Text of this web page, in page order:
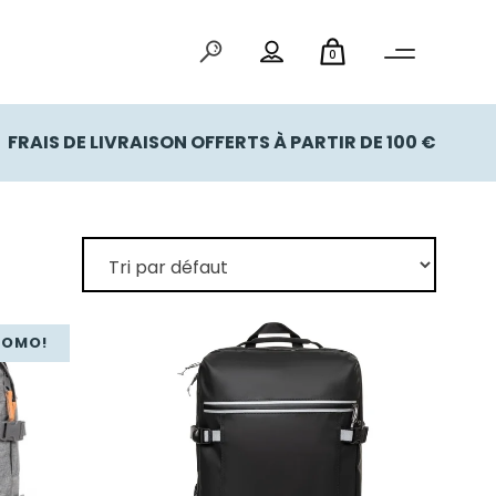
0
FRAIS DE LIVRAISON OFFERTS À PARTIR DE 100 €